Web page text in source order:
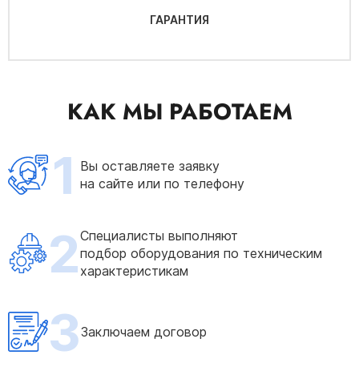
ГАРАНТИЯ
КАК МЫ РАБОТАЕМ
1 Вы оставляете заявку
на сайте или по телефону
2Специалисты выполняют
подбор оборудования по техническим
характеристикам
3Заключаем договор